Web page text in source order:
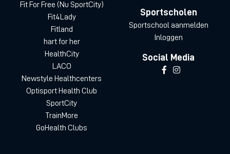
Fit For Free (Nu SportCity)
Fit4Lady
Fitland
hart for her
HealthCity
LACO
Newstyle Healthcenters
Optisport Health Club
SportCity
TrainMore
GoHealth Clubs
Sportscholen
Sportschool aanmelden
Inloggen
Social Media